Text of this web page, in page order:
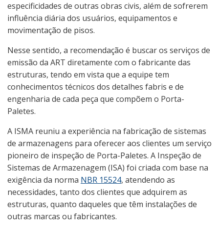
especificidades de outras obras civis, além de sofrerem
influência diária dos usuários, equipamentos e
movimentação de pisos.
Nesse sentido, a recomendação é buscar os serviços de
emissão da ART diretamente com o fabricante das
estruturas, tendo em vista que a equipe tem
conhecimentos técnicos dos detalhes fabris e de
engenharia de cada peça que compõem o Porta-
Paletes.
A ISMA reuniu a experiência na fabricação de sistemas
de armazenagens para oferecer aos clientes um serviço
pioneiro de inspeção de Porta-Paletes. A Inspeção de
Sistemas de Armazenagem (ISA) foi criada com base na
exigência da norma NBR 15524, atendendo as
necessidades, tanto dos clientes que adquirem as
estruturas, quanto daqueles que têm instalações de
outras marcas ou fabricantes.